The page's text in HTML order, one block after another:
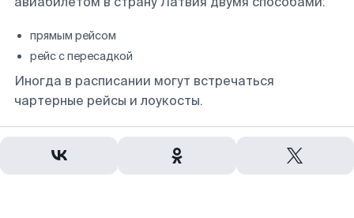
прямым рейсом
рейс с пересадкой
Иногда в расписании могут встречаться
чартерные рейсы и лоукосты.